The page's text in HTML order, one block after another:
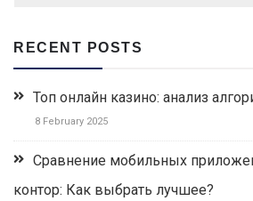
RECENT POSTS
Топ онлайн казино: анализ
8 February 2025
Сравнение мобильных
контор: Как выбрать лучшее?